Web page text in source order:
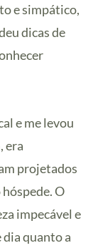
e simpático,
dicas de
e me levou
era
projetados
O
impecável e
quanto a